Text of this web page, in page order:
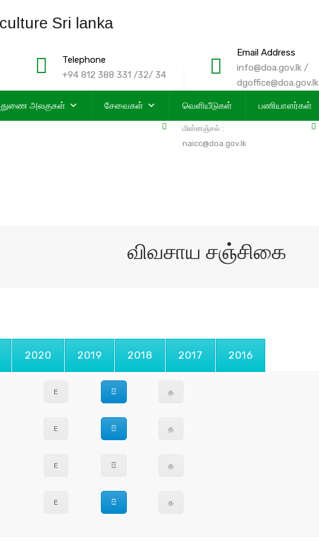
Telephone
+94 812 388 331 /32/ 34
Email Address
info@doa.gov.lk /
dgoffice@doa.gov.lk
துணை அலகுகள் சேவைகள் வெளியீடுகள் பணியாளர்கள்
முகவரி : கண்ணோருவ,
மின்னஞ்சல் :
naicc@doa.gov.lk
விவசாய சஞ்சிகை
2020 2019 2018 2017 2016
E සි த
E සි த
E සි த
E සි த